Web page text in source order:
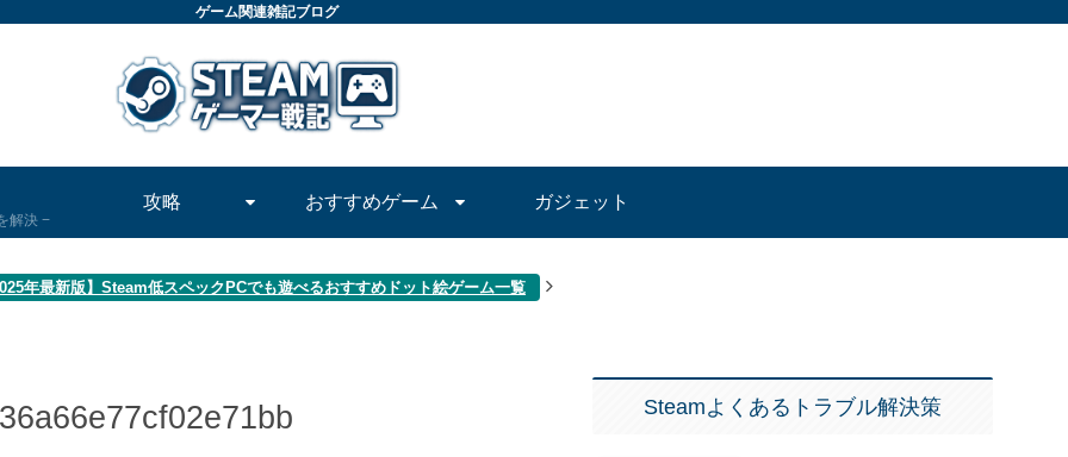
ゲーム関連雑記ブログ
解決
攻略 おすすめゲーム ガジェット
年最新版】Steam低スペックPCでも遊べるおすすめドット絵ゲーム一覧
Steamよくあるトラブル解決策